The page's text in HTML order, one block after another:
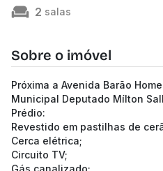
2 salas
Sobre o imóvel
Próxima a Avenida Barão
Municipal Deputado Mílton
Prédio:
Revestido em pastilhas de
Cerca elétrica;
Circuito TV;
Gás canalizado;